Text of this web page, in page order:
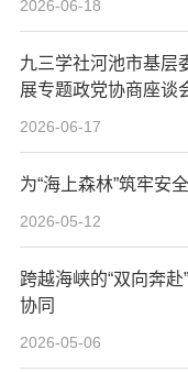
2026-06-18
九三学社河池市基层
展专题政党协商座谈
2026-06-17
为“海上森林”筑牢安
2026-05-12
跨越海峡的“双向奔
协同
2026-05-06